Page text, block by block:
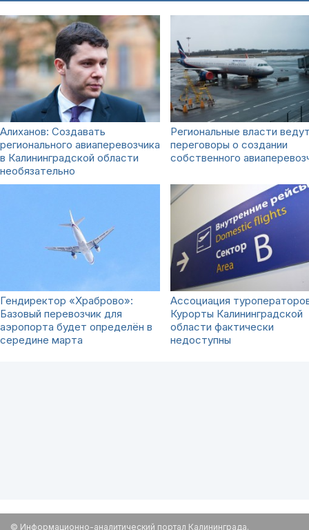
Алиханов: Создавать
регионального авиаперевозчика
в Калининградской области
необязательно
Региональные власти
переговоры о создании
собственного
Гендиректор «Храброво»:
Базовый перевозчик для
аэропорта будет определён в
середине марта
Ассоциация
Курорты Калининградской
области фактически
недоступны
© Информационно-аналитический портал Калининграда.